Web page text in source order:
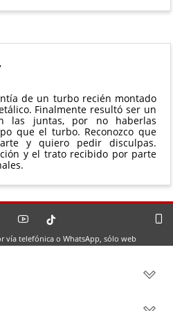
,
de un turbo recién montado
Finalmente resultó ser un
las juntas, por no haberlas
que el turbo. Reconozco que
y quiero pedir disculpas.
y el trato recibido por parte
vía telefónica o WhatsApp, sólo web